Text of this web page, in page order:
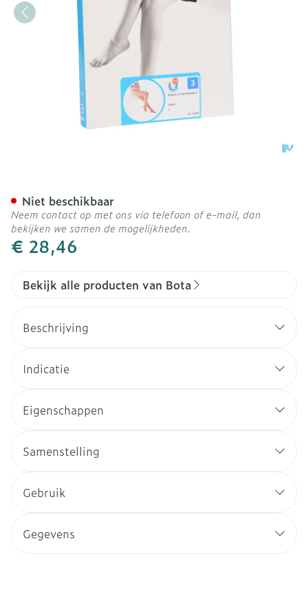
€ 28,46
Niet beschikbaar
Neem contact op met ons via telefoon of e-mail, dan
bekijken we samen de mogelijkheden.
Bekijk alle producten van Bota
Beschrijving
Indicatie
Eigenschappen
Samenstelling
Gebruik
Gegevens